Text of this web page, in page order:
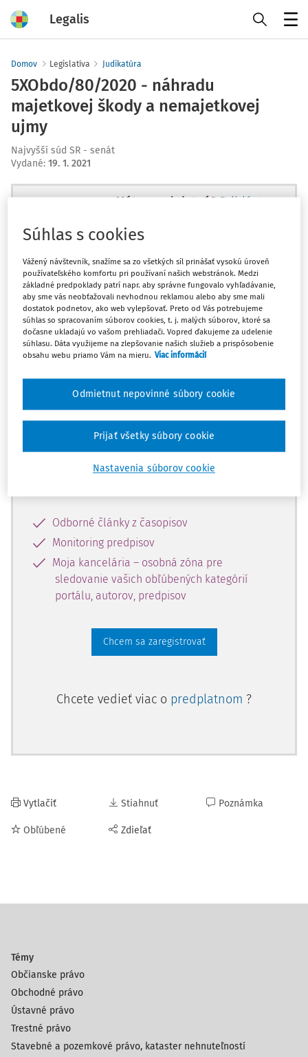
Legalis
Domov Legislatíva Judikatúra
5XObdo/80/2020 - náhradu
majetkovej škody a nemajetkovej
ujmy
Najvyšší súd SR - senát
Vydané: 19. 1. 2021
Máte predplatné? Prihláste sa
Ups, zatiaľ ste si prečítali len
začiatok...
Celý odborný obsah z tejto oblasti je
dostupný predplatiteľom portálu.
Odomknite si prístup k odbornému
obsahu a získajte prístup na 10 dní
zdarma, stačí sa len zaregistrovať.
Vďaka registrácii získate prístup aj k
Odborné články z časopisov
Monitoring predpisov
Moja kancelária – osobná zóna pre
sledovanie vašich obľúbených kategórií
portálu, autorov, predpisov
Chcem sa zaregistrovať
Chcete vedieť viac o predplatnom ?
Vytlačiť
Obľúbené
Stiahnuť
Zdieľať
Poznámka
Témy
Občianske právo
Obchodné právo
Ústavné právo
Trestné právo
Stavebné a pozemkové právo, kataster nehnuteľností
Súhlas s cookies
Vážený návštevník, snažíme sa zo všetkých síl prinášať vysokú úroveň
používateľského komfortu pri používaní našich webstránok. Medzi
základné predpoklady patrí napr. aby správne fungovalo vyhľadávanie,
aby sme vás neobťažovali nevhodnou reklamou alebo aby sme mali
dostatok podnetov, ako web vylepšovať. Preto od Vás potrebujeme
súhlas so spracovaním súborov cookies, t. j. malých súborov, ktoré sa
dočasne ukladajú vo vašom prehliadači. Vopred ďakujeme za udelenie
súhlasu. Dáta využijeme na zlepšovanie našich služieb a prispôsobenie
obsahu webu priamo Vám na mieru. Viac informácií
Nastavenia súborov cookie
Odmietnut nepovinné súbory cookie
Prijať všetky súbory cookie